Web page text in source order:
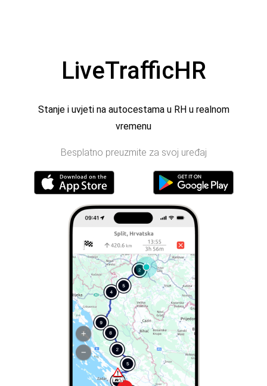
LiveTrafficHR
Stanje i uvjeti na autocestama u RH u realnom
vremenu
Besplatno preuzmite za svoj uređaj